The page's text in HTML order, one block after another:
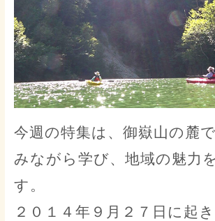
今週の特集は、御嶽山の麓
みながら学び、地域の魅力
す。
２０１４年９月２７日に起